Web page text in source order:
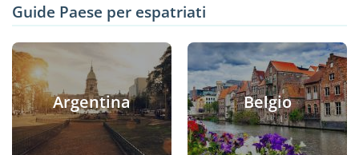
Guide Paese per espatriati
Argentina Belgio